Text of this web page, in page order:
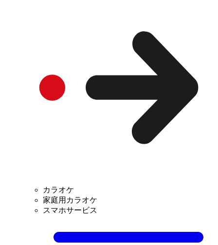
カラオケ
家庭用カラオケ
スマホサービス